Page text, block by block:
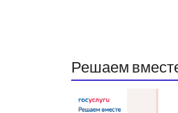
Решаем